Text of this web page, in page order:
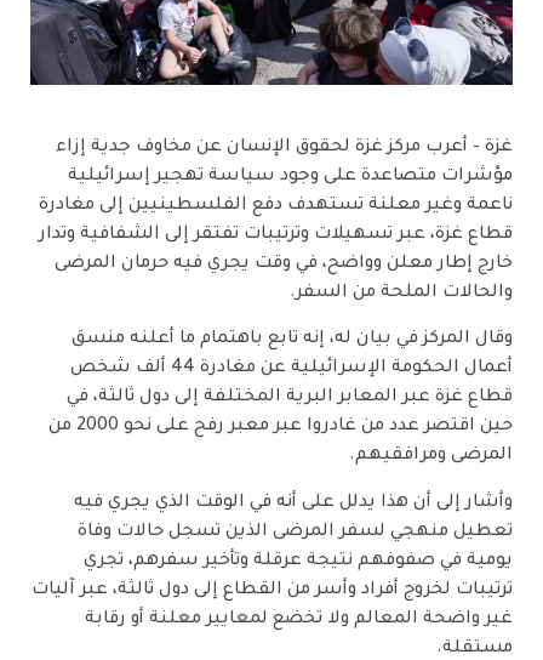
غزة – أعرب مركز غزة لحقوق الإنسان عن مخاوف جدية إزاء
مؤشرات متصاعدة على وجود سياسة تهجير إسرائيلية
ناعمة وغير معلنة تستهدف دفع الفلسطينيين إلى مغادرة
قطاع غزة، عبر تسهيلات وترتيبات تفتقر إلى الشفافية وتدار
خارج إطار معلن وواضح، في وقت يجري فيه حرمان المرضى
والحالات الملحة من السفر.
وقال المركز في بيان له، إنه تابع باهتمام ما أعلنه منسق
أعمال الحكومة الإسرائيلية عن مغادرة 44 ألف شخص
قطاع غزة عبر المعابر البرية المختلفة إلى دول ثالثة، في
حين اقتصر عدد من غادروا عبر معبر رفح على نحو 2000 من
المرضى ومرافقيهم.
وأشار إلى أن هذا يدلل على أنه في الوقت الذي يجري فيه
تعطيل منهجي لسفر المرضى الذين تسجل حالات وفاة
يومية في صفوفهم نتيجة عرقلة وتأخير سفرهم، تجري
ترتيبات لخروج أفراد وأسر من القطاع إلى دول ثالثة، عبر آليات
غير واضحة المعالم ولا تخضع لمعايير معلنة أو رقابة
مستقلة.